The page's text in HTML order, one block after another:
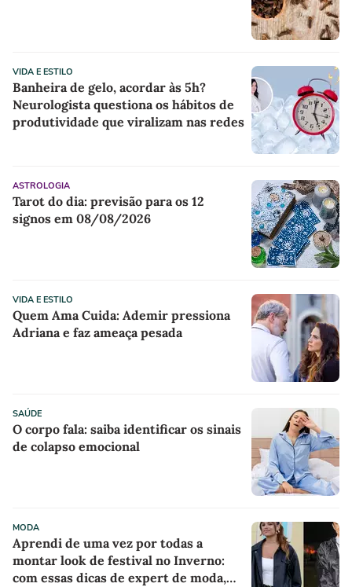
VIDA E ESTILO
Banheira de gelo, acordar às 5h?
Neurologista questiona os hábitos de
produtividade que viralizam nas redes
ASTROLOGIA
Tarot do dia: previsão para os 12
signos em 08/08/2026
VIDA E ESTILO
Quem Ama Cuida: Ademir pressiona
Adriana e faz ameaça pesada
SAÚDE
O corpo fala: saiba identificar os sinais
de colapso emocional
MODA
Aprendi de uma vez por todas a
montar look de festival no Inverno:
com essas dicas de expert de moda,